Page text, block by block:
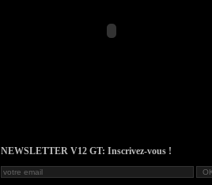
NEWSLETTER V12 GT: Inscrivez-vous !